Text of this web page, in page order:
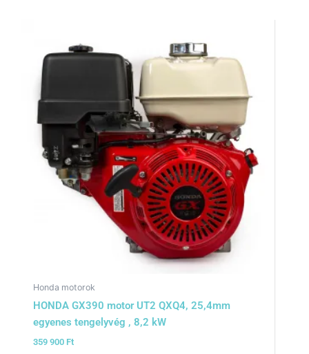
Honda motorok
HONDA GX390 motor UT2 QXQ4, 25,4mm
egyenes tengelyvég , 8,2 kW
359 900 Ft